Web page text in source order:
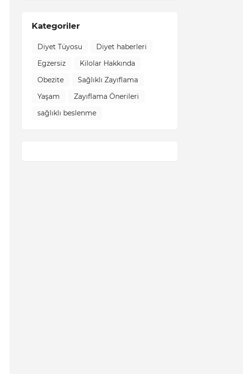
Kategoriler
Diyet Tüyosu
Diyet haberleri
Egzersiz
Kilolar Hakkında
Obezite
Sağlıklı Zayıflama
Yaşam
Zayıflama Önerileri
sağlıklı beslenme